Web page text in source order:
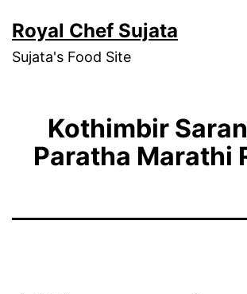
to
content
Royal Chef Sujata
Sujata's Food Site
Kothimbir
Paratha Marathi